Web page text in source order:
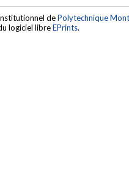
dePolytechnique
logiciel libreEPrints.